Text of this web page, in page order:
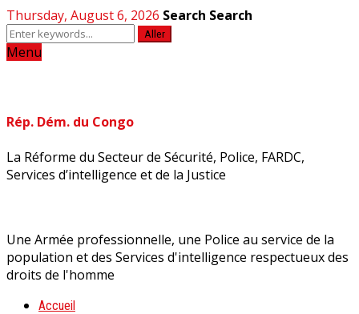
Thursday, August 6, 2026 Search Search
Aller
Menu
Rép. Dém. du Congo
La Réforme du Secteur de Sécurité, Police, FARDC,
Services d’intelligence et de la Justice
Une Armée professionnelle, une Police au service de la
population et des Services d'intelligence respectueux des
droits de l'homme
Accueil